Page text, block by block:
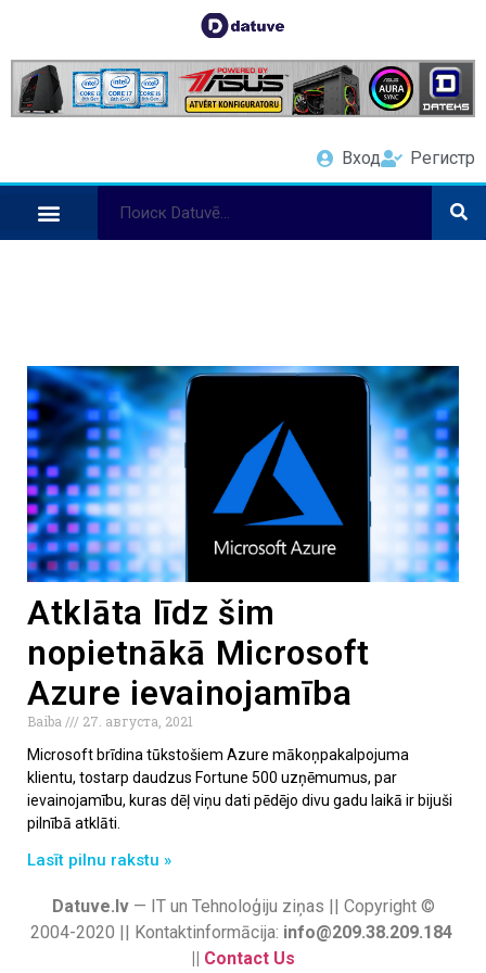
Вход Регистр
Atklāta līdz šim
nopietnākā Microsoft
Azure ievainojamība
Baiba
27. августа, 2021
Microsoft brīdina tūkstošiem Azure mākoņpakalpojuma
klientu, tostarp daudzus Fortune 500 uzņēmumus, par
ievainojamību, kuras dēļ viņu dati pēdējo divu gadu laikā ir bijuši
pilnībā atklāti.
Lasīt pilnu rakstu »
Datuve.lv— IT un Tehnoloģiju ziņas || Copyright ©
2004-2020 || Kontaktinformācija: info@209.38.209.184
|| Contact Us